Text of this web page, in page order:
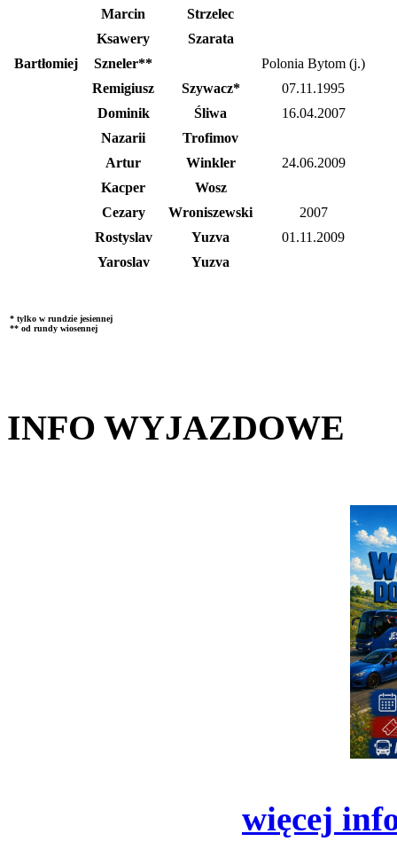
Marcin
Strzelec
Ksawery
Szarata
Bartłomiej
Szneler**
Polonia Bytom (j.)
Remigiusz
Szywacz*
07.11.1995
Dominik
Śliwa
16.04.2007
Nazarii
Trofimov
Artur
Winkler
24.06.2009
Kacper
Wosz
Cezary
Wroniszewski
2007
Rostyslav
Yuzva
01.11.2009
Yaroslav
Yuzva
* tylko w rundzie jesiennej
** od rundy wiosennej
INFO WYJAZDOWE
więcej